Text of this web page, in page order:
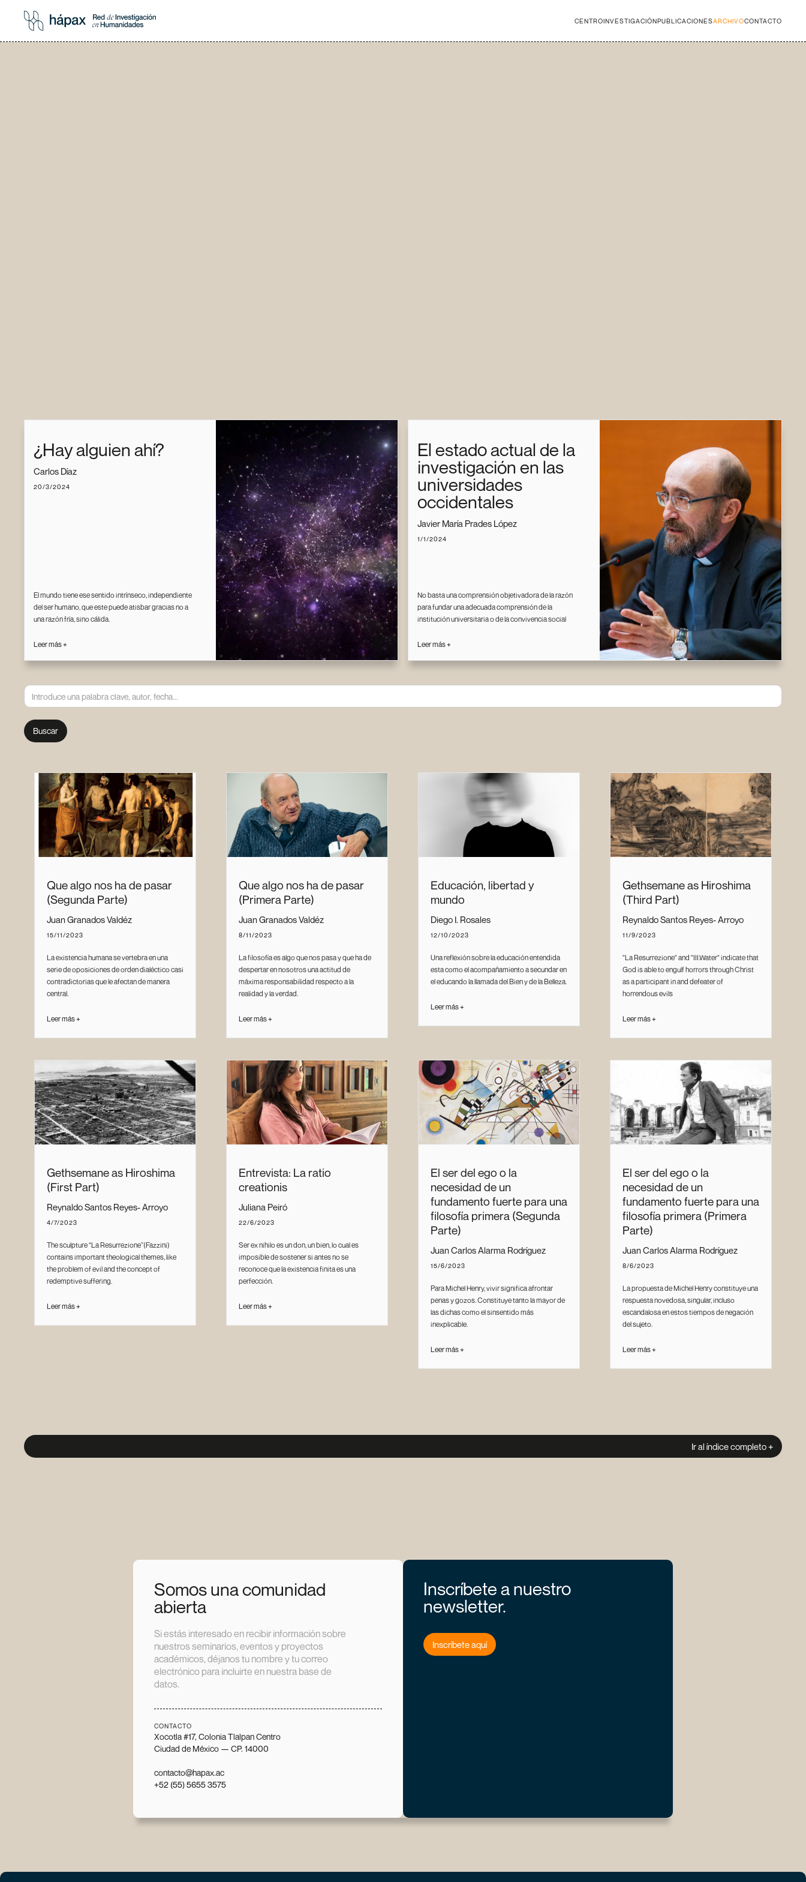
CENTROINVESTIGACIÓNPUBLICACIONESARCHIVOCONTACTO
¿Hay alguien ahí?
Carlos Díaz
20/3/2024
El mundo tiene ese sentido intrínseco, independiente
del ser humano, que este puede atisbar gracias no a
una razón fría, sino cálida.
Leer más +
El estado actual de la
investigación en las
universidades
occidentales
Javier María Prades López
1/1/2024
No basta una comprensión objetivadora de la razón
para fundar una adecuada comprensión de la
institución universitaria o de la convivencia social
Leer más +
Que algo nos ha de pasar
(Segunda Parte)
Juan Granados Valdéz
15/11/2023
La existencia humana se vertebra en una
serie de oposiciones de orden dialéctico casi
contradictorias que le afectan de manera
central.
Leer más +
Que algo nos ha de pasar
(Primera Parte)
Juan Granados Valdéz
8/11/2023
La filosofía es algo que nos pasa y que ha de
despertar en nosotros una actitud de
máxima responsabilidad respecto a la
realidad y la verdad.
Leer más +
Educación, libertad y
mundo
Diego I. Rosales
12/10/2023
Una reflexión sobre la educación entendida
esta como el acompañamiento a secundar en
el educando la llamada del Bien y de la Belleza.
Leer más +
Gethsemane as Hiroshima
(Third Part)
Reynaldo Santos Reyes- Arroyo
11/9/2023
"La Resurrezione" and "III.Water" indicate that
God is able to engulf horrors through Christ
as a participant in and defeater of
horrendous evils
Leer más +
Gethsemane as Hiroshima
(First Part)
Reynaldo Santos Reyes- Arroyo
4/7/2023
The sculpture “La Resurrezione”(Fazzini)
contains important theological themes, like
the problem of evil and the concept of
redemptive suffering.
Leer más +
Entrevista: La ratio
creationis
Juliana Peiró
22/6/2023
Ser ex nihilo es un don, un bien, lo cual es
imposible de sostener si antes no se
reconoce que la existencia finita es una
perfección.
Leer más +
El ser del ego o la
necesidad de un
fundamento fuerte para una
filosofía primera (Segunda
Parte)
Juan Carlos Alarma Rodríguez
15/6/2023
Para Michel Henry, vivir significa afrontar
penas y gozos. Constituye tanto la mayor de
las dichas como el sinsentido más
inexplicable.
Leer más +
El ser del ego o la
necesidad de un
fundamento fuerte para una
filosofía primera (Primera
Parte)
Juan Carlos Alarma Rodríguez
8/6/2023
La propuesta de Michel Henry constituye una
respuesta novedosa, singular, incluso
escandalosa en estos tiempos de negación
del sujeto.
Leer más +
Ir al índice completo +
Somos una comunidad
abierta
Si estás interesado en recibir información sobre
nuestros seminarios, eventos y proyectos
académicos, déjanos tu nombre y tu correo
electrónico para incluirte en nuestra base de
datos.
CONTACTO
Xocotla #17, Colonia Tlalpan Centro
Ciudad de México — CP. 14000
contacto@hapax.ac
+52 (55) 5655 3575
Inscríbete a nuestro
newsletter.
Inscríbete aquí